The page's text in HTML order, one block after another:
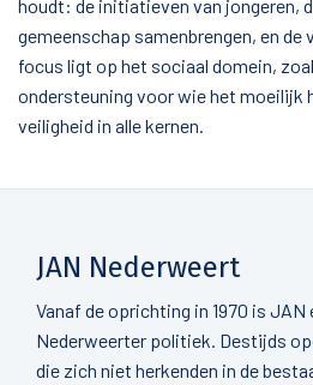
houdt: de initiatieven van jongeren,
gemeenschap samenbrengen, en de
focus ligt op het sociaal domein,
ondersteuning voor wie het moeilijk
veiligheid in alle kernen.
JAN Nederweert
Vanaf de oprichting in 1970 is
Nederweerter politiek. Destijds
die zich niet herkenden in de